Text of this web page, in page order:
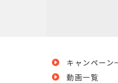
キャンペーン
動画一覧